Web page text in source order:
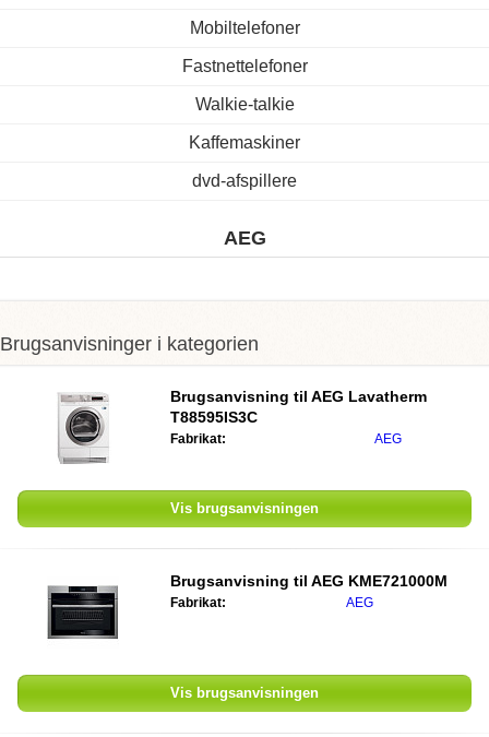
Mobiltelefoner
Fastnettelefoner
Walkie-talkie
Kaffemaskiner
dvd-afspillere
AEG
Brugsanvisninger i kategorien
Brugsanvisning til AEG Lavatherm
T88595IS3C
Fabrikat: AEG
Vis brugsanvisningen
Brugsanvisning til AEG KME721000M
Fabrikat: AEG
Vis brugsanvisningen